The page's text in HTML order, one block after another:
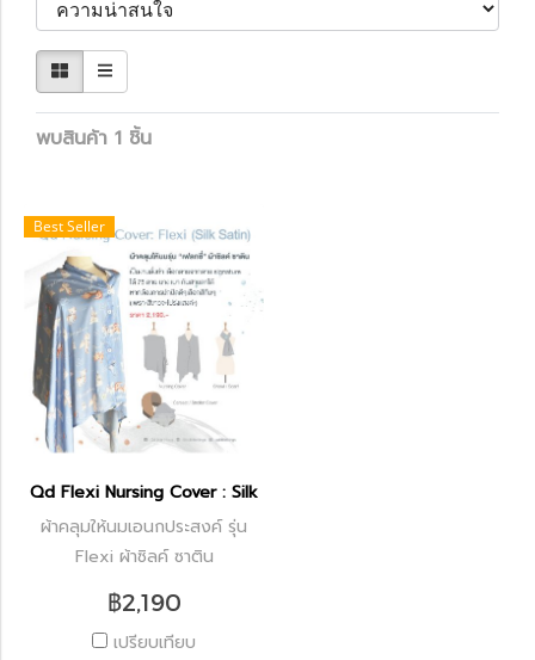
พบสินค้า 1 ชิ้น
Best Seller
Qd Flexi Nursing Cover : Silk Satin
ผ้าคลุมให้นมเอนกประสงค์ รุ่น
Flexi ผ้าซิลค์ ซาติน
฿2,190
เปรียบเทียบ